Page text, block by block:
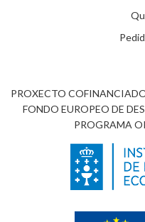
PROXECTO
FONDO EUROPEO DE
PROGRAMA